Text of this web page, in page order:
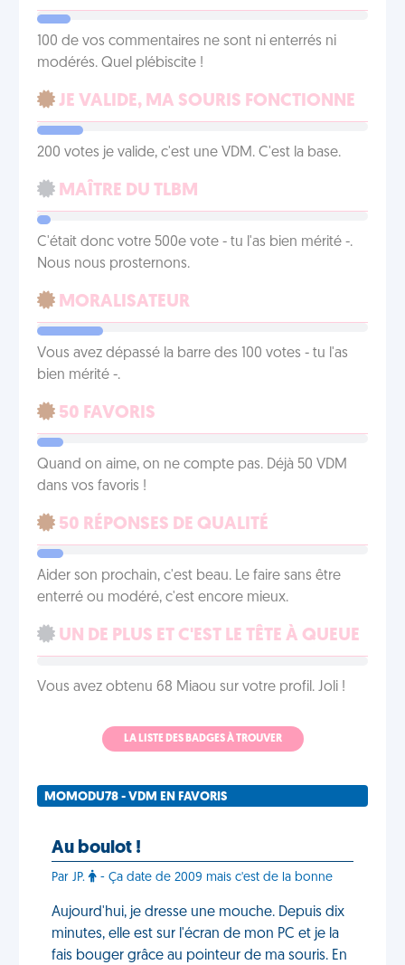
100 de vos commentaires ne sont ni enterrés ni
modérés. Quel plébiscite !
JE VALIDE, MA SOURIS FONCTIONNE
200 votes je valide, c'est une VDM. C'est la base.
MAÎTRE DU TLBM
C'était donc votre 500e vote - tu l'as bien mérité -.
Nous nous prosternons.
MORALISATEUR
Vous avez dépassé la barre des 100 votes - tu l'as
bien mérité -.
50 FAVORIS
Quand on aime, on ne compte pas. Déjà 50 VDM
dans vos favoris !
50 RÉPONSES DE QUALITÉ
Aider son prochain, c'est beau. Le faire sans être
enterré ou modéré, c'est encore mieux.
UN DE PLUS ET C'EST LE TÊTE À QUEUE
Vous avez obtenu 68 Miaou sur votre profil. Joli !
LA LISTE DES BADGES À TROUVER
MOMODU78 - VDM EN FAVORIS
Au boulot !
Par JP. - Ça date de 2009 mais c'est de la bonne
Aujourd'hui, je dresse une mouche. Depuis dix
minutes, elle est sur l'écran de mon PC et je la
fais bouger grâce au pointeur de ma souris. En